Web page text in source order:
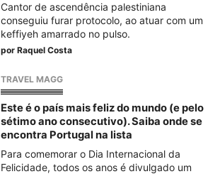
Cantor de ascendência palestiniana
conseguiu furar protocolo, ao atuar com um
keffiyeh amarrado no pulso.
por Raquel Costa
TRAVEL MAGG
Este é o país mais feliz do mundo (e pelo
sétimo ano consecutivo). Saiba onde se
encontra Portugal na lista
Para comemorar o Dia Internacional da
Felicidade, todos os anos é divulgado um